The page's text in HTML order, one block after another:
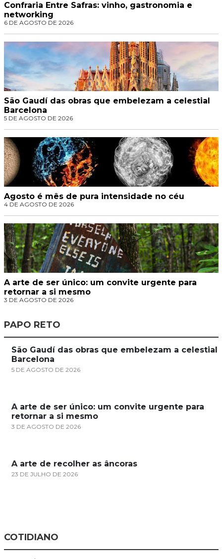
Confraria Entre Safras: vinho, gastronomia e
networking
6 DE AGOSTO DE 2026
São Gaudí das obras que embelezam a celestial
Barcelona
5 DE AGOSTO DE 2026
Agosto é mês de pura intensidade no céu
4 DE AGOSTO DE 2026
A arte de ser único: um convite urgente para
retornar a si mesmo
3 DE AGOSTO DE 2026
PAPO RETO
São Gaudí das obras que embelezam a celestial
Barcelona
5 DE AGOSTO DE 2026
A arte de ser único: um convite urgente para
retornar a si mesmo
3 DE AGOSTO DE 2026
A arte de recolher as âncoras
23 DE JULHO DE 2026
COTIDIANO